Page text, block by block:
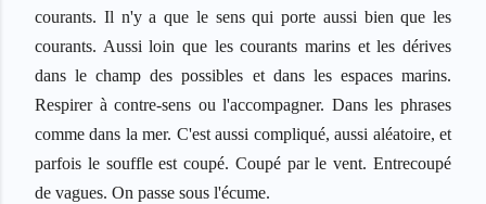
courants. Il n'y a que le sens qui porte aussi bien que les
courants. Aussi loin que les courants marins et les dérives
dans le champ des possibles et dans les espaces marins.
Respirer à contre-sens ou l'accompagner. Dans les phrases
comme dans la mer. C'est aussi compliqué, aussi aléatoire, et
parfois le souffle est coupé. Coupé par le vent. Entrecoupé
de vagues. On passe sous l'écume.